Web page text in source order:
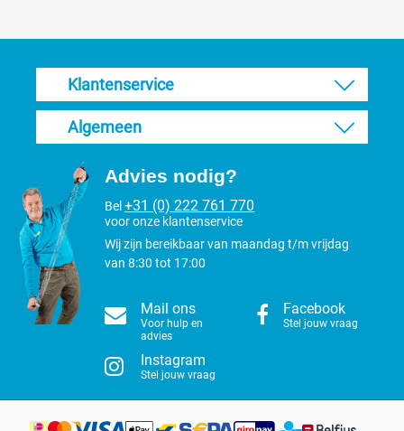
Klantenservice
Algemeen
Advies nodig?
Bel +31 (0) 222 761 770
voor onze klantenservice
Wij zijn bereikbaar van maandag t/m vrijdag
van 8:30 tot 17:00
Mail ons
Voor hulp en
advies
Facebook
Stel jouw vraag
Instagram
Stel jouw vraag